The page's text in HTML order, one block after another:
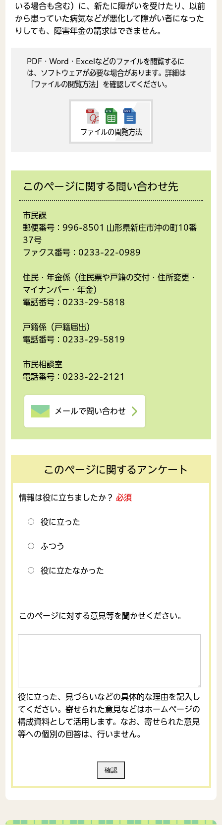
いる場合も含む）に、新たに障がいを受けたり、以前
から患っていた病気などが悪化して障がい者になった
りしても、障害年金の請求はできません。
PDF・Word・Excelなどのファイルを閲覧するに
は、ソフトウェアが必要な場合があります。詳細は
「ファイルの閲覧方法」を確認してください。
ファイルの閲覧方法
このページに関する問い合わせ先
市民課
郵便番号：996-8501 山形県新庄市沖の町10番
37号
ファクス番号：0233-22-0989
住民・年金係（住民票や戸籍の交付・住所変更・
マイナンバー・年金）
電話番号：0233-29-5818
戸籍係（戸籍届出）
電話番号：0233-29-5819
市民相談室
電話番号：0233-22-2121
メールで問い合わせ
このページに関するアンケート
情報は役に立ちましたか？ 必須
役に立った
ふつう
役に立たなかった
このページに対する意見等を聞かせください。
役に立った、見づらいなどの具体的な理由を記入し
てください。寄せられた意見などはホームページの
構成資料として活用します。なお、寄せられた意見
等への個別の回答は、行いません。